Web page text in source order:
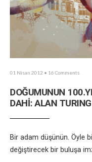
01 Nisan 2012 • 16 Comments
DOĞUMUNUN
DAHİ: ALAN TURING
Bir adam düşünün. Öyle
değiştirecek bir buluşa